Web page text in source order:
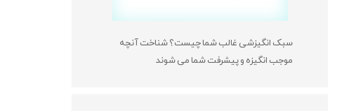
سبک انگیزشی غالب شما چیست؟ شناخت آنچه
موجب انگیزه و پیشرفت شما می شوند